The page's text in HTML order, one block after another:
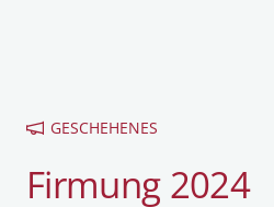
GESCHEHENES
Firmung 2024